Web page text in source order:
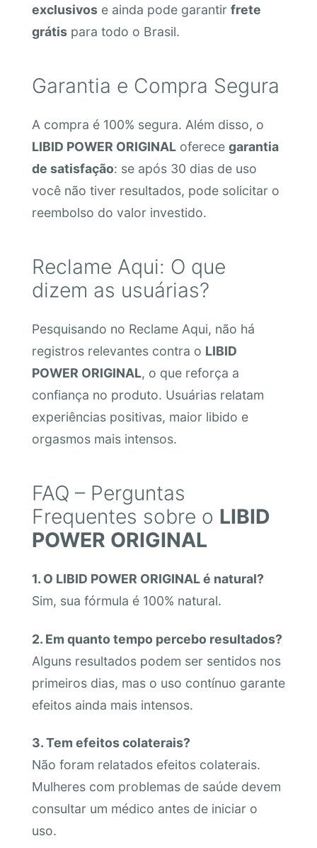
exclusivose ainda pode garantir frete
grátispara todo o Brasil.
Garantia e Compra Segura
A compra é 100% segura. Além disso, o
LIBID POWER ORIGINALoferece garantia
de satisfação: se após 30 dias de uso
você não tiver resultados, pode solicitar o
reembolso do valor investido.
Reclame Aqui: O que
dizem as usuárias?
Pesquisando no Reclame Aqui, não há
registros relevantes contra o LIBID
POWER ORIGINAL, o que reforça a
confiança no produto. Usuárias relatam
experiências positivas, maior libido e
orgasmos mais intensos.
FAQ – Perguntas
Frequentes sobre o LIBID
POWER ORIGINAL
1. O LIBID POWER ORIGINAL é natural?
Sim, sua fórmula é 100% natural.
2. Em quanto tempo percebo resultados?
Alguns resultados podem ser sentidos nos
primeiros dias, mas o uso contínuo garante
efeitos ainda mais intensos.
3. Tem efeitos colaterais?
Não foram relatados efeitos colaterais.
Mulheres com problemas de saúde devem
consultar um médico antes de iniciar o
uso.